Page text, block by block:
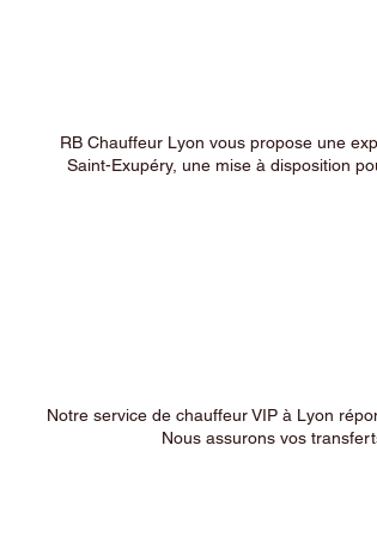
RB Chauffeur Lyon vous propose une
Saint-Exupéry, une mise à disposition
Notre service de chauffeur VIP à Lyon
Nous assurons vos